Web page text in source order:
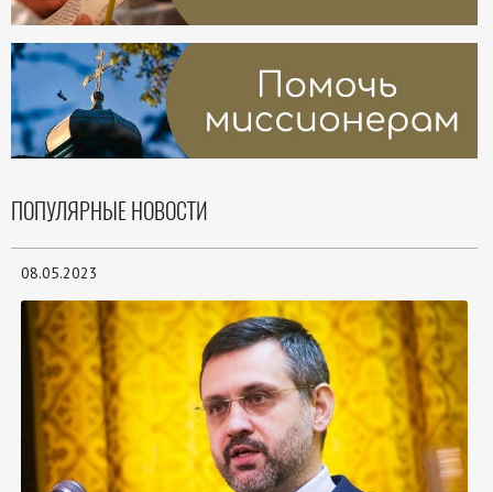
ПОПУЛЯРНЫЕ НОВОСТИ
08.05.2023